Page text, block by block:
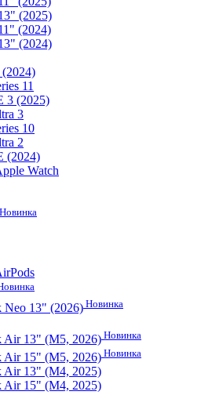
(2025)
(2024)
(2024)
11
3 (2025)
3
10
2
(2024)
Watch
Новинка
Neo 13" (2026) Новинка
Air 13" (M5, 2026) Новинка
Air 15" (M5, 2026) Новинка
Air 13" (M4, 2025)
Air 15" (M4, 2025)